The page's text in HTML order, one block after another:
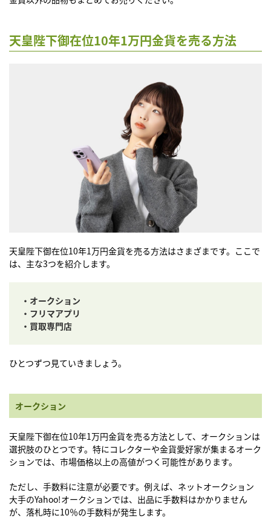
天皇陛下御在位10年1万円金貨を売る方法
天皇陛下御在位10年1万円金貨を売る方法はさまざまです。ここで
は、主な3つを紹介します。
・オークション
・フリマアプリ
・買取専門店
ひとつずつ見ていきましょう。
オークション
天皇陛下御在位10年1万円金貨を売る方法として、オークションは
選択肢のひとつです。特にコレクターや金貨愛好家が集まるオーク
ションでは、市場価格以上の高値がつく可能性があります。
ただし、手数料に注意が必要です。例えば、ネットオークション
大手のYahoo!オークションでは、出品に手数料はかかりません
が、落札時に10％の手数料が発生します。